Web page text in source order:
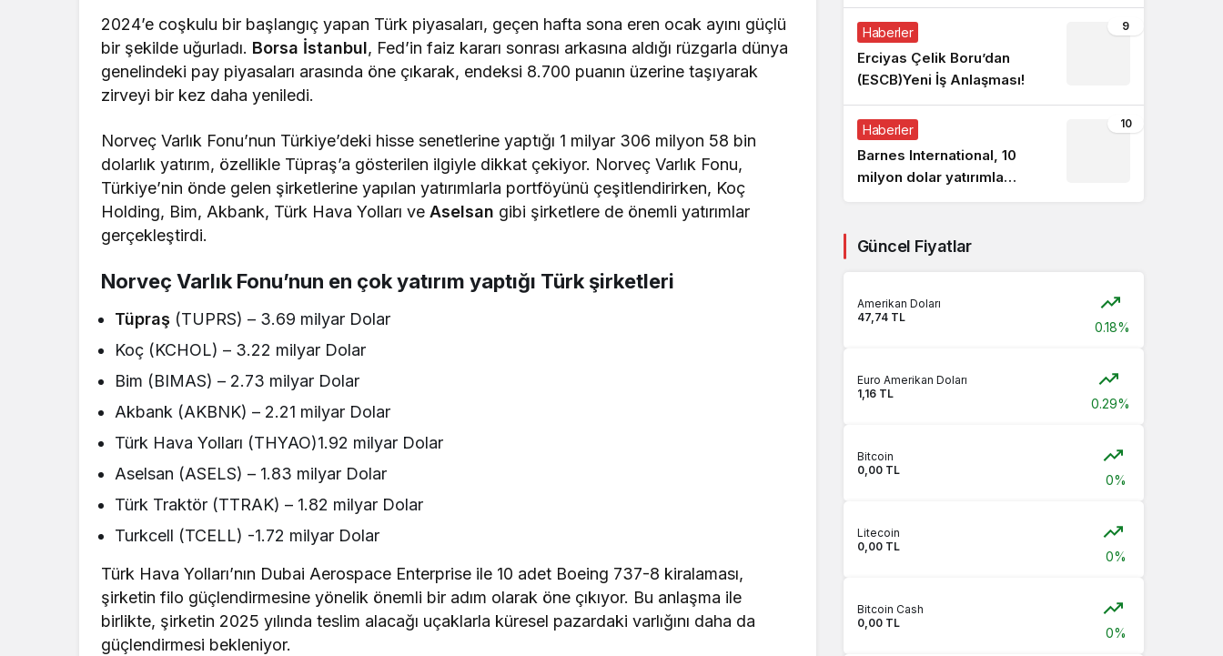
2024’e coşkulu bir başlangıç yapan Türk piyasaları, geçen hafta sona eren ocak ayını güçlü
bir şekilde uğurladı. Borsa İstanbul, Fed’in faiz kararı sonrası arkasına aldığı rüzgarla dünya
genelindeki pay piyasaları arasında öne çıkarak, endeksi 8.700 puanın üzerine taşıyarak
zirveyi bir kez daha yeniledi.
Norveç Varlık Fonu’nun Türkiye’deki hisse senetlerine yaptığı 1 milyar 306 milyon 58 bin
dolarlık yatırım, özellikle Tüpraş’a gösterilen ilgiyle dikkat çekiyor. Norveç Varlık Fonu,
Türkiye’nin önde gelen şirketlerine yapılan yatırımlarla portföyünü çeşitlendirirken, Koç
Holding, Bim, Akbank, Türk Hava Yolları veAselsan gibi şirketlere de önemli yatırımlar
gerçekleştirdi.
Norveç Varlık Fonu’nun en çok yatırım yaptığı Türk şirketleri
Tüpraş (TUPRS) – 3.69 milyar Dolar
Koç (KCHOL) – 3.22 milyar Dolar
Bim (BIMAS) – 2.73 milyar Dolar
Akbank (AKBNK) – 2.21 milyar Dolar
Türk Hava Yolları (THYAO)1.92 milyar Dolar
Aselsan (ASELS) – 1.83 milyar Dolar
Türk Traktör (TTRAK) – 1.82 milyar Dolar
Turkcell (TCELL) -1.72 milyar Dolar
Türk Hava Yolları’nın Dubai Aerospace Enterprise ile 10 adet Boeing 737-8 kiralaması,
şirketin filo güçlendirmesine yönelik önemli bir adım olarak öne çıkıyor. Bu anlaşma ile
birlikte, şirketin 2025 yılında teslim alacağı uçaklarla küresel pazardaki varlığını daha da
güçlendirmesi bekleniyor.
9
Haberler
Erciyas Çelik Boru’dan
(ESCB)Yeni İş Anlaşması!
10
Haberler
Barnes International, 10
milyon dolar yatırımla
Güncel Fiyatlar
Amerikan Doları
47,74 TL
0.18%
Euro Amerikan Doları
1,16 TL
0.29%
Bitcoin
0,00 TL
0%
Litecoin
0,00 TL
0%
Bitcoin Cash
0,00 TL
0%